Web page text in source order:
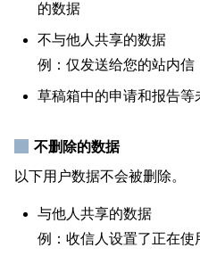
的数据
不与他人共享的数据
例：仅发送给您的站内信
草稿箱中的申请和报告等
不删除的数据
以下用户数据不会被删除。
与他人共享的数据
例：收信人设置了正在使